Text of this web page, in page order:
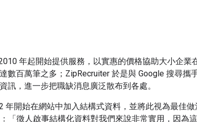
2010 年起開始提供服務，以實惠的價格協助大小企
達數百萬筆之多；ZipRecruiter 於是與 Google 搜尋攜
訊，進一步把職缺消息廣泛散布到各處。
年開始在網站中加入結構式資料，並將此視為最佳
：「徵人啟事結構化資料對我們來說非常實用，因